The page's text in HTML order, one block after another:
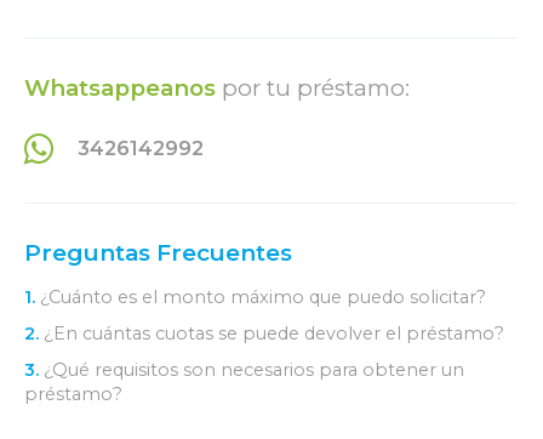
Whatsappeanos por tu préstamo:
3426142992
Preguntas Frecuentes
1. ¿Cuánto es el monto máximo que puedo solicitar?
2. ¿En cuántas cuotas se puede devolver el préstamo?
3. ¿Qué requisitos son necesarios para obtener un
préstamo?